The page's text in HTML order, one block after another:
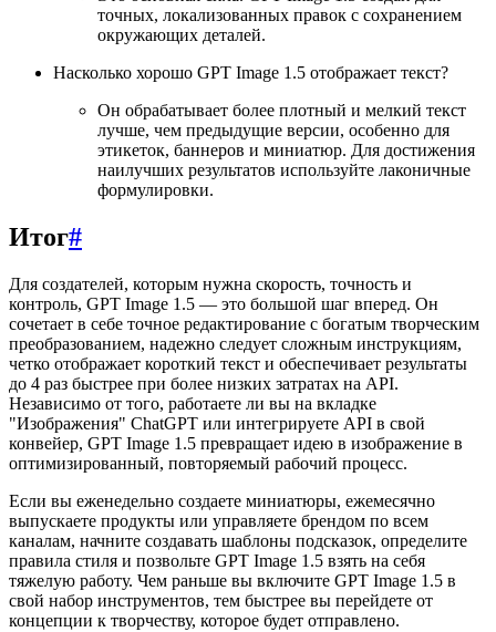
точных, локализованных правок с сохранением
окружающих деталей.
Насколько хорошо GPT Image 1.5 отображает текст?
Он обрабатывает более плотный и мелкий текст
лучше, чем предыдущие версии, особенно для
этикеток, баннеров и миниатюр. Для достижения
наилучших результатов используйте лаконичные
формулировки.
Итог#
Для создателей, которым нужна скорость, точность и
контроль, GPT Image 1.5 — это большой шаг вперед. Он
сочетает в себе точное редактирование с богатым творческим
преобразованием, надежно следует сложным инструкциям,
четко отображает короткий текст и обеспечивает результаты
до 4 раз быстрее при более низких затратах на API.
Независимо от того, работаете ли вы на вкладке
"Изображения" ChatGPT или интегрируете API в свой
конвейер, GPT Image 1.5 превращает идею в изображение в
оптимизированный, повторяемый рабочий процесс.
Если вы еженедельно создаете миниатюры, ежемесячно
выпускаете продукты или управляете брендом по всем
каналам, начните создавать шаблоны подсказок, определите
правила стиля и позвольте GPT Image 1.5 взять на себя
тяжелую работу. Чем раньше вы включите GPT Image 1.5 в
свой набор инструментов, тем быстрее вы перейдете от
концепции к творчеству, которое будет отправлено.